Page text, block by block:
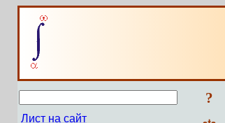
?
Лист на сайт